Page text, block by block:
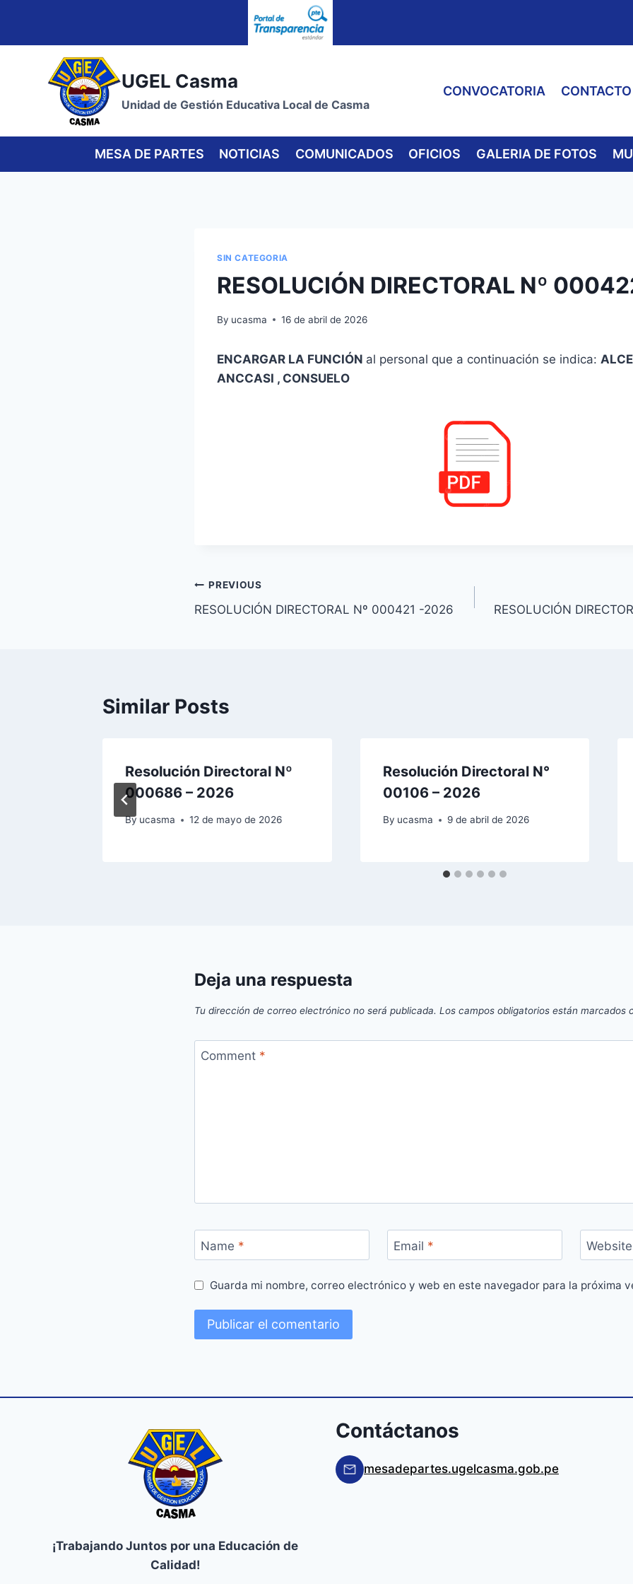
content
UGEL Casma
Unidad de Gestión Educativa Local de Casma
CONVOCATORIA CONTACTO
MESA DE PARTES NOTICIAS COMUNICADOS OFICIOS GALERIA DE FOTOS
SIN CATEGORIA
RESOLUCIÓN DIRECTORAL Nº
By ucasma 16 de abril de 2026
ENCARGAR LA FUNCIÓN al personal que a continuación se indica:
ANCCASI , CONSUELO
Navegación
de
PREVIOUS
RESOLUCIÓN DIRECTORAL Nº 000421 -2026 RESOLUCIÓN
Similar Posts
Resolución Directoral Nº
000686 – 2026
By ucasma 12 de mayo de 2026
Resolución Directoral N°
00106 – 2026
By ucasma 9 de abril de 2026
Deja una respuesta
Tu dirección de correo electrónico no será publicada. Los campos obligatorios están marcados
Comment *
Name * Email * Website
Guarda mi nombre, correo electrónico y web en este navegador para la próxima
¡Trabajando Juntos por una Educación de
Calidad!
Contáctanos
mesadepartes.ugelcasma.gob.pe